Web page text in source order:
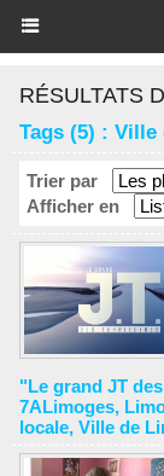
RÉSULTATS
Tags (5) : Ville
Trier par
Afficher en
"Le grand JT
7ALimoges,
locale, Ville de